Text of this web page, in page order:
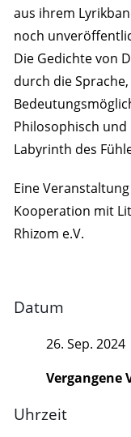
aus ihrem
noch
Die Gedichte von
durch die
Philosophisch
Labyrinth des
Eine
Kooperation mit
Rhizom e.V.
Datum
26. Sep. 2024
Vergangene
Uhrzeit